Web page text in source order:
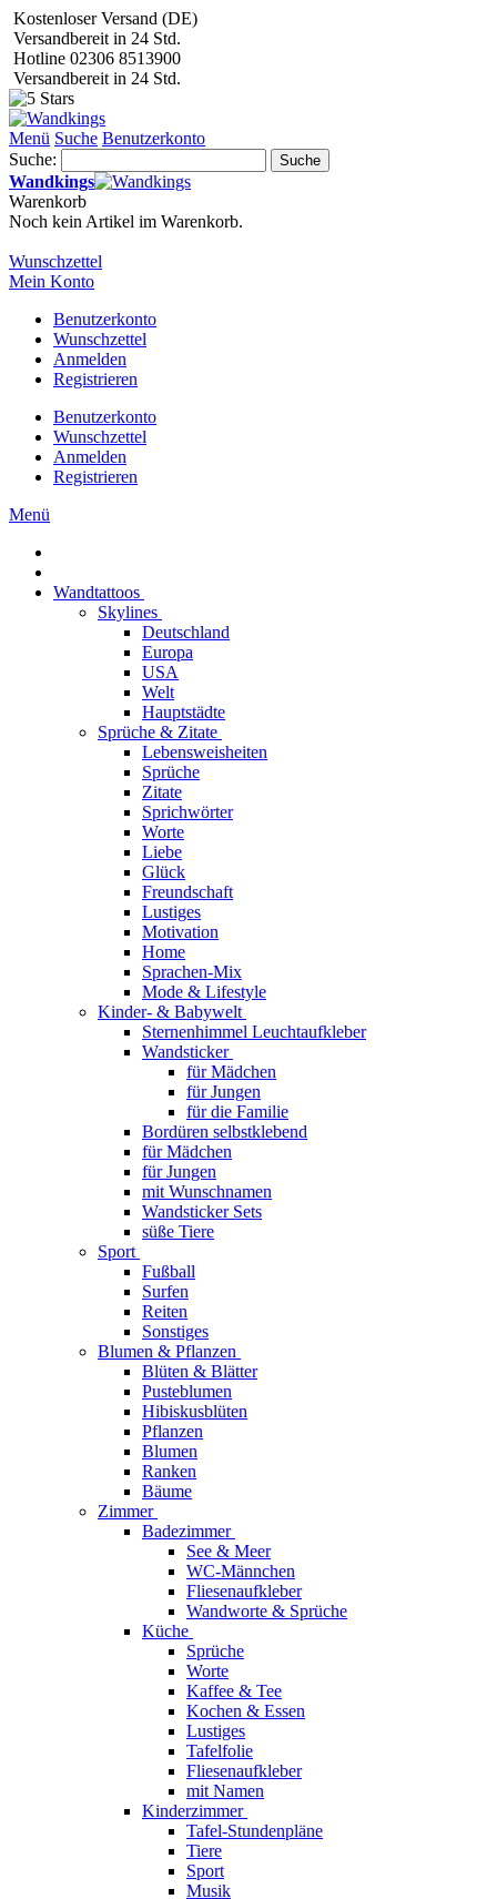
Kostenloser Versand (DE)
Versandbereit in 24 Std.
Hotline 02306 8513900
Versandbereit in 24 Std.
Menü Suche Benutzerkonto
Suche:
Suche
Wandkings
Warenkorb
Noch kein Artikel im Warenkorb.
Wunschzettel
Mein Konto
Benutzerkonto
Wunschzettel
Anmelden
Registrieren
Benutzerkonto
Wunschzettel
Anmelden
Registrieren
Menü
Wandtattoos
Skylines
Deutschland
Europa
USA
Welt
Hauptstädte
Sprüche & Zitate
Lebensweisheiten
Sprüche
Zitate
Sprichwörter
Worte
Liebe
Glück
Freundschaft
Lustiges
Motivation
Home
Sprachen-Mix
Mode & Lifestyle
Kinder- & Babywelt
Sternenhimmel Leuchtaufkleber
Wandsticker
für Mädchen
für Jungen
für die Familie
Bordüren selbstklebend
für Mädchen
für Jungen
mit Wunschnamen
Wandsticker Sets
süße Tiere
Sport
Fußball
Surfen
Reiten
Sonstiges
Blumen & Pflanzen
Blüten & Blätter
Pusteblumen
Hibiskusblüten
Pflanzen
Blumen
Ranken
Bäume
Zimmer
Badezimmer
See & Meer
WC-Männchen
Fliesenaufkleber
Wandworte & Sprüche
Küche
Sprüche
Worte
Kaffee & Tee
Kochen & Essen
Lustiges
Tafelfolie
Fliesenaufkleber
mit Namen
Kinderzimmer
Tafel-Stundenpläne
Tiere
Sport
Musik